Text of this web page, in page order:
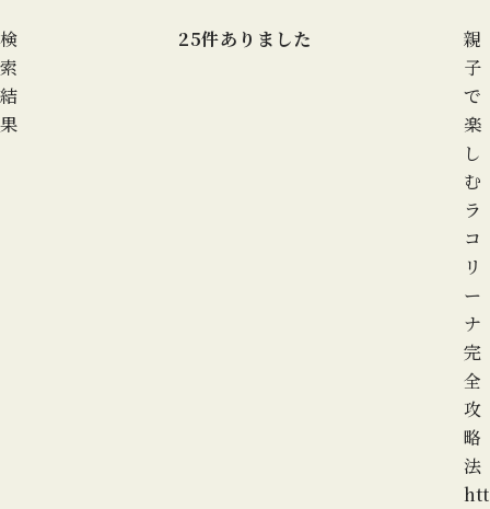
検
索
結
果
25件ありました
親
子
で
楽
し
む
ラ
コ
リ
ー
ナ
完
全
攻
略
法
htt